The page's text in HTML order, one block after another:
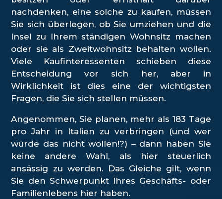
nachdenken, eine solche zu kaufen, müssen
Sie sich überlegen, ob Sie umziehen und die
Insel zu Ihrem ständigen Wohnsitz machen
oder sie als Zweitwohnsitz behalten wollen.
Viele Kaufinteressenten schieben diese
Entscheidung vor sich her, aber in
Wirklichkeit ist dies eine der wichtigsten
Fragen, die Sie sich stellen müssen.
Angenommen, Sie planen, mehr als 183 Tage
pro Jahr in Italien zu verbringen (und wer
würde das nicht wollen!?) – dann haben Sie
keine andere Wahl, als hier steuerlich
ansässig zu werden. Das Gleiche gilt, wenn
Sie den Schwerpunkt Ihres Geschäfts- oder
Familienlebens hier haben.